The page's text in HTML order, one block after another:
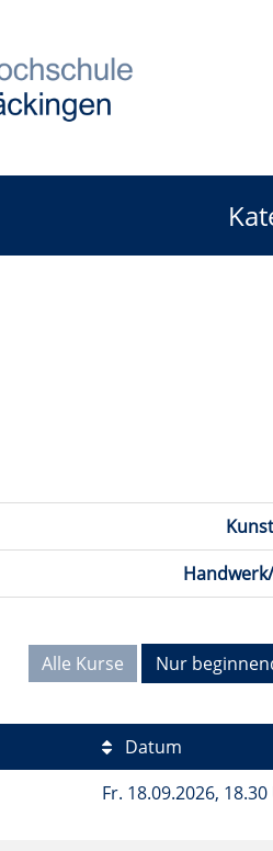
Alle Kurse Nur
Datum
Fr. 18.09.2026,